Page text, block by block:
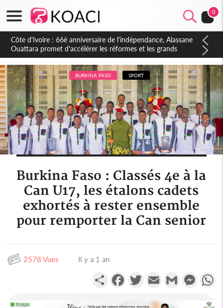
0
Côte d'Ivoire : À Abidjan, Amadou Oury Bah admire le modèle
ivoirien et veut s'en inspirer pour accélérer le développement
de la Guinée
BURKINA FASO SPORT
Burkina Faso : Classés 4e à la
Can U17, les étalons cadets
exhortés à rester ensemble
pour remporter la Can senior
2578 Vues Il y a 1 an
PartagerFacebookTwitterEmail Gmail